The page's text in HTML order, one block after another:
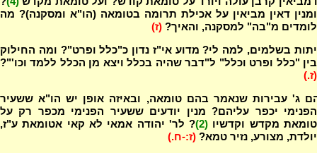
ומנין דאין מביאין על אכילת תרומה בטומאה (הו"א ומסקנה)? מה
לומדים מ"בה" למסקנה, והאיך? (ז)
בשלמים, למה לי? מדוע אי"ז נדון כ"כלל ופרט"? ומה החילוק
בין "כלל ופרט וכלל" ל"דבר שהיה בכלל ויצא מן הכלל ללמד וכו'"?
(ז.)
ג' עבירות שנאמר בהם טומאה, ובאיזה אופן יש הו"א ששעיר
הפנימי יכפר עליהם? מנין יודעים ששעיר הפנימי מכפר רק על
טומאת מקדש וקדשיו (2)
? לר' יהודה אמאי לא קאי אטומאת ע"ז,
יולדת, מצורע, נזיר טמא? (ז:-ח.)